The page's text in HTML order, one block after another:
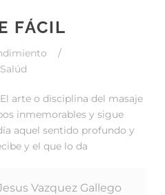
FÁCIL
/
Salúd
arte o disciplina del masaje
inmemorables y sigue
aquel sentido profundo y
y el que lo da
Vazquez Gallego